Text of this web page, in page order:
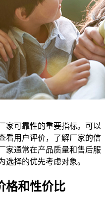
家可靠性的重要指标。可以
看用户评价，了解厂家的信
家通常在产品质量和售后服
选择的优先考虑对象。
格和性价比